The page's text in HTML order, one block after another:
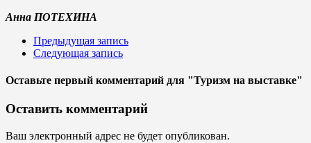
Анна ПОТЕХИНА
Предыдущая запись
Следующая запись
Оставьте первый комментарий для "Туризм на выставке"
Оставить комментарий
Ваш электронный адрес не будет опубликован.